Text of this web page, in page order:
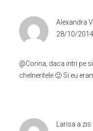
Alexandra V
28/10/
@Corina, daca intri pe
chelneritele 🙂 Si eu
Larisa a zis